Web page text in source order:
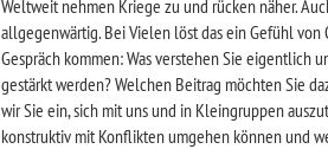
Weltweit nehmen Kriege zu und rücken näher.
allgegenwärtig. Bei Vielen löst das ein Gefühl von
Gespräch kommen: Was verstehen Sie eigentlich
gestärkt werden? Welchen Beitrag möchten Sie
wir Sie ein, sich mit uns und in Kleingruppen
konstruktiv mit Konflikten umgehen können und